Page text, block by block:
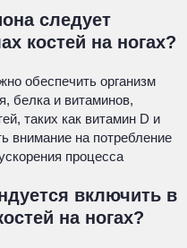
следует
костей на ногах?
обеспечить организм
белка и витаминов,
таких как витамин D и
внимание на потребление
процесса
включить в
на ногах?